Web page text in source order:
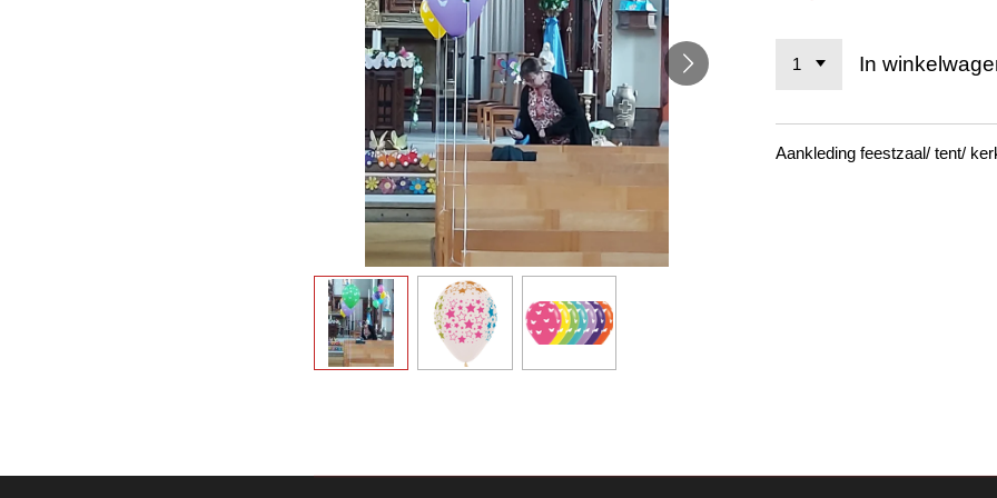
In
Aankleding feestzaal/ tent/